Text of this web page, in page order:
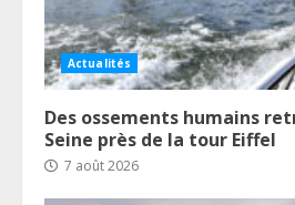
Actualités
Des ossements humains
Seine près de la tour Eiffel
7 août 2026